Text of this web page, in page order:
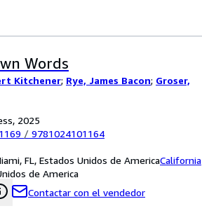
Words
Kitchener; Rye, James Bacon; Groser,
2025
/ 9781024101164
FL, Estados Unidos de AmericaCalifornia
de America
Contactar con el vendedor